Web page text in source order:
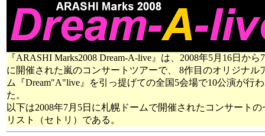
『ARASHI Marks2008 Dream-A-live』は、2008年5月16日から
に開催された嵐のコンサートツアーで、 8作目のオリジナル
ム『Dream"A"live』を引っ提げての全国5会場で10公演が行
た。
以下は2008年7月5日に札幌ドームで開催されたコンサートの
リスト（セトリ）である。